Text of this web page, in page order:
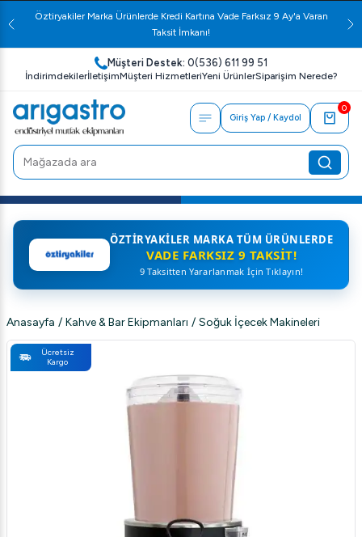
Öztiryakiler Marka Ürünlerde Kredi Kartına Vade Farksız 9 Ay'a Varan
Taksit İmkanı!
Müşteri Destek: 0(536) 611 99 51
İndirimdekilerİletişimMüşteri HizmetleriYeni ÜrünlerSiparişim Nerede?
Giriş Yap / Kaydol
0
ÖZTIRYAKILER MARKA TÜM ÜRÜNLERDE
VADE FARKSIZ 9 TAKSIT!
9 Taksitten Yararlanmak İçin Tıklayın!
Anasayfa / Kahve & Bar Ekipmanları / Soğuk İçecek Makineleri
Ücretsiz
Kargo